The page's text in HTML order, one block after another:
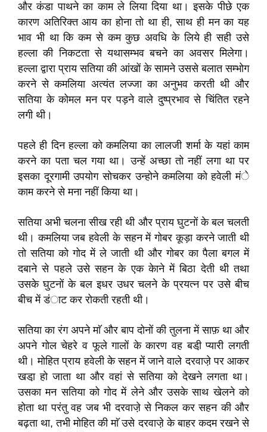
और कंडा पाथने का काम ले लिया दिया था। इसके पीछे एक
कारण अतिरिक्त आय का होना तो था ही, साथ ही मन का यह
भाव भी था कि कम से कम कुछ अवधि के लिये ही सही उसे
हल्ला की निकटता से यथासम्भव बचने का अवसर मिलेगा।
हल्ला द्वारा प्राय सतिया की आंखों के सामने उससे बलात सम्भोग
करने से कमलिया अत्यंत लज्जा का अनुभव करती थी और
सतिया के कोमल मन पर पड़ने वाले दुष्प्रभाव से चिंतित रहने
लगी थी।
पहले ही दिन हल्ला को कमलिया का लालजी शर्मा के यहां काम
करने का पता चल गया था। उन्हें अच्छा तो नहीं लगा था पर
इसका दूरगामी उपयोग सोचकर उन्होने कमलिया को हवेली मंे
काम करने से मना नहीं किया था।
सतिया अभी चलना सीख रही थी और प्राय घुटनों के बल चलती
थी। कमलिया जब हवेली के सहन में गोबर कूड़ा करने जाती थी
तो सतिया को गोद में ले जाती थी और गोबर का पैला बगल में
दबाने से पहले उसे सहन के एक केाने में बिठा देती थी तथा
उसके घुटनों के बल इधर उधर चलने के प्रयत्न पर उसे बीच
बीच में डंाट कर रोकती रहती थी।
सतिया का रंग अपने माॅ और बाप दोनों की तुलना में साफ़ था और
अपने गोल चेहरे व फूले गालों के कारण वह बडी़ प्यारी लगती
थी। मोहित प्राय हवेली के सहन में जाने वाले दरवाजे़ पर आकर
खडा़ हो जाता था और वहां से सतिया को देखने लगता था।
उसका मन सतिया को गोद में लेने और उसके साथ खेलने को
होता था परंतु वह जब भी दरवाजे़ से निकल कर सहन की और
बढ़ता था, तभी मोहित की माॅ उसे दरवाजे़ के बाहर कदम रखने से